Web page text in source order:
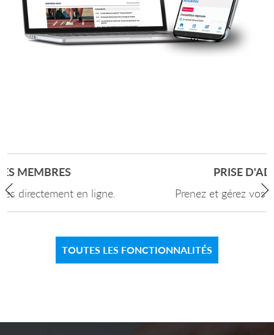
Prenez et gérez vos adhésions en ligne.
TOUTES LES FONCTIONNALITÉS